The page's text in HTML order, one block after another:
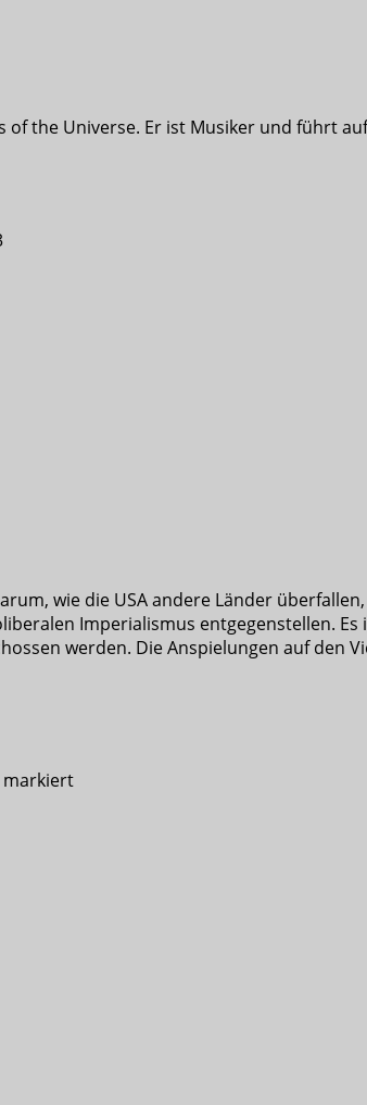
the Universe. Er ist Musiker und führt
wie die USA andere Länder
Imperialismus entgegenstellen.
werden. Die Anspielungen auf den
markiert